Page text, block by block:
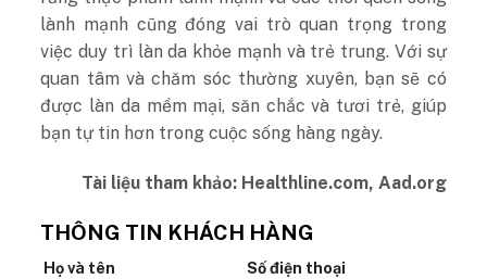
lành mạnh cũng đóng vai trò quan trọng trong
việc duy trì làn da khỏe mạnh và trẻ trung. Với sự
quan tâm và chăm sóc thường xuyên, bạn sẽ có
được làn da mềm mại, săn chắc và tươi trẻ, giúp
bạn tự tin hơn trong cuộc sống hàng ngày.
Tài liệu tham khảo: Healthline.com, Aad.org
THÔNG TIN KHÁCH HÀNG
Họ và tên Số điện thoại